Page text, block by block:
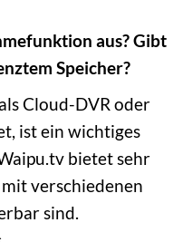
aus? Gibt
Speicher?
Cloud-DVR oder
ist ein wichtiges
bietet sehr
verschiedenen
sind.